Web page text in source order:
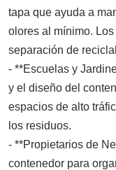
tapa que ayuda a
olores al mínimo.
separación de
- **Escuelas y
y el diseño del
espacios de alto
los residuos.
- **Propietarios de
contenedor para